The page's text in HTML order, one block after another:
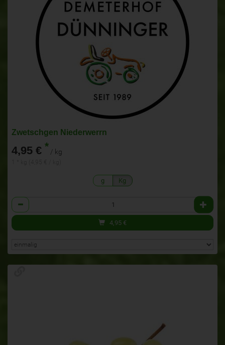
Zwetschgen Niederwerrn
4,95 € * / kg
g Kg
Anzahl
4,95 €